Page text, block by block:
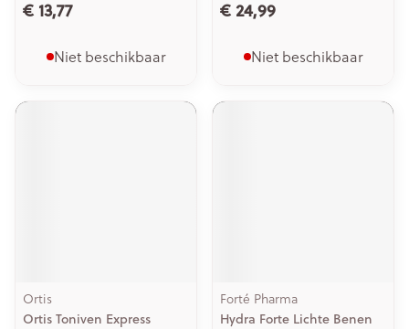
€ 13,77
Niet beschikbaar
€ 24,99
Niet beschikbaar
Ortis
Ortis Toniven Express
Forté Pharma
Hydra Forte Lichte Benen